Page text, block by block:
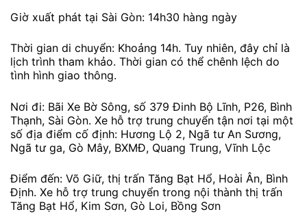
Giờ xuất phát tại Sài Gòn: 14h30 hàng ngày
Thời gian di chuyển: Khoảng 14h. Tuy nhiên, đây chỉ là
lịch trình tham khảo. Thời gian có thể chênh lệch do
tình hình giao thông.
Nơi đi: Bãi Xe Bờ Sông, số 379 Đinh Bộ Lĩnh, P26, Bình
Thạnh, Sài Gòn. Xe hỗ trợ trung chuyển tận nơi tại một
số địa điểm cố định: Hương Lộ 2, Ngã tư An Sương,
Ngã tư ga, Gò Mây, BXMĐ, Quang Trung, Vĩnh Lộc
Điểm đến: Võ Giữ, thị trấn Tăng Bạt Hổ, Hoài Ân, Bình
Định. Xe hỗ trợ trung chuyển trong nội thành thị trấn
Tăng Bạt Hổ, Kim Sơn, Gò Loi, Bồng Sơn